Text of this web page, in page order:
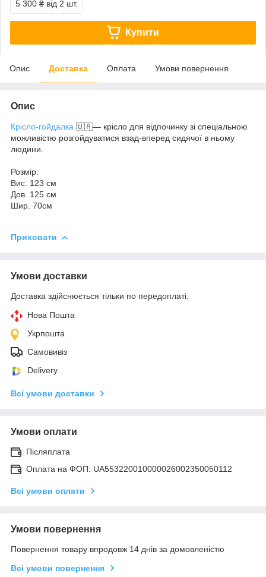
5 300 ₴ від 2 шт.
Купити
Опис Доставка Оплата Умови повернення
Опис
Крісло-гойдалка 🇺🇦— крісло для відпочинку зі спеціальною
можливістю розгойдуватися взад-вперед сидячої в ньому
людини.
Розмір:
Вис. 123 см
Дов. 125 см
Шир. 70см
Приховати
Умови доставки
Доставка здійснюється тільки по передоплаті.
Нова Пошта
Укрпошта
Самовивіз
Delivery
Всі умови доставки
Умови оплати
Післяплата
Оплата на ФОП: UA553220010000026002350050112
Всі умови оплати
Умови повернення
Повернення товару впродовж 14 днів за домовленістю
Всі умови повернення